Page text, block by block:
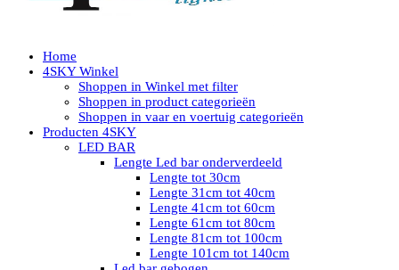
Home
4SKY Winkel
Shoppen in Winkel met filter
Shoppen in product categorieën
Shoppen in vaar en voertuig categorieën
Producten 4SKY
LED BAR
Lengte Led bar onderverdeeld
Lengte tot 30cm
Lengte 31cm tot 40cm
Lengte 41cm tot 60cm
Lengte 61cm tot 80cm
Lengte 81cm tot 100cm
Lengte 101cm tot 140cm